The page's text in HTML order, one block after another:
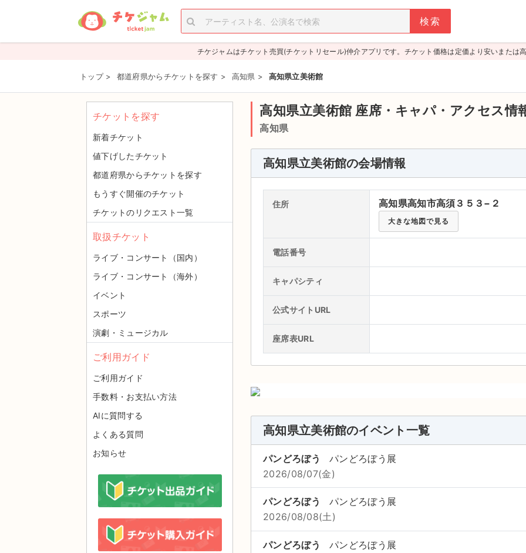
チケジャムはチケット売買(チケットリセール)仲介アプリです。チケット価格は定価より安いまたは
トップ > 都道府県からチケットを探す > 高知県 > 高知県立美術館
高知県立美術館 座席・キャパ・アクセス情
高知県
高知県立美術館の会場情報
住所 高知県高知市高須３５３−２
大きな地図で見る
電話番号
キャパシティ
公式サイトURL
座席表URL
高知県立美術館のイベント一覧
パンどろぼう
パンどろぼう展
2026/08/07(金)
パンどろぼう
パンどろぼう展
2026/08/08(土)
パンどろぼう
パンどろぼう展
チケットを探す
新着チケット
値下げしたチケット
都道府県からチケットを探す
もうすぐ開催のチケット
チケットのリクエスト一覧
取扱チケット
ライブ・コンサート（国内）
ライブ・コンサート（海外）
イベント
スポーツ
演劇・ミュージカル
ご利用ガイド
ご利用ガイド
手数料・お支払い方法
AIに質問する
よくある質問
お知らせ